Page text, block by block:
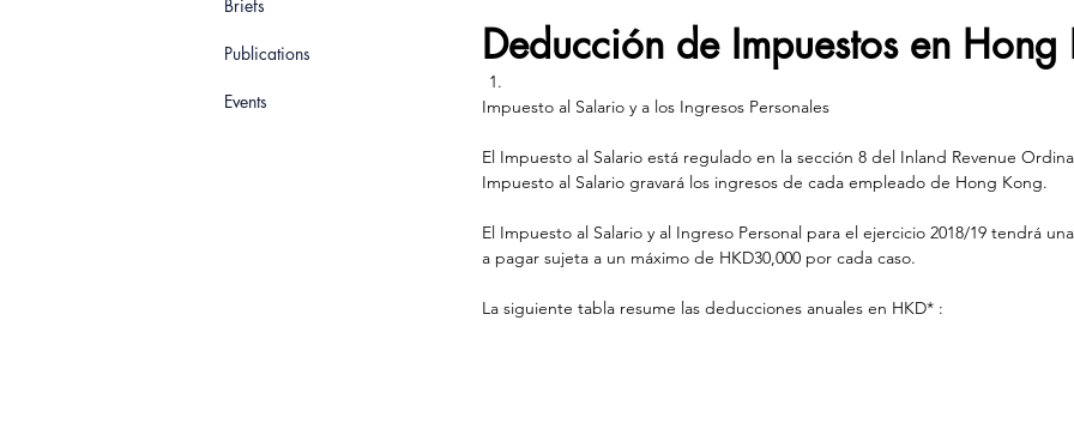
Deducción de Impuestos en Hong
Impuesto al Salario y a los Ingresos Personales
El Impuesto al Salario está regulado en la sección 8 del Inland Revenue
Impuesto al Salario gravará los ingresos de cada empleado de Hong Kong.
El Impuesto al Salario y al Ingreso Personal para el ejercicio 2018/19 tendrá
a pagar sujeta a un máximo de HKD30,000 por cada caso.
La siguiente tabla resume las deducciones anuales en HKD* :
Briefs
Publications
Events